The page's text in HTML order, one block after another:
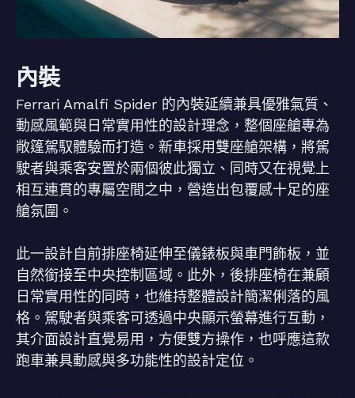
內裝
Ferrari Amalfi Spider 的內裝延續兼具優雅氣質、
動感風範與日常實用性的設計理念，整個座艙專為
敞篷駕馭體驗而打造。新車採用雙座艙架構，將駕
駛者與乘客安置於兩個彼此獨立、同時又在視覺上
相互連貫的專屬空間之中，營造出包覆感十足的座
艙氛圍。
此一設計自前排座椅延伸至儀錶板與車門飾板，並
自然銜接至中央控制區域。此外，後排座椅在兼顧
日常實用性的同時，也維持整體設計簡潔俐落的風
格。駕駛者與乘客可透過中央顯示螢幕進行互動，
其介面設計直覺易用，方便雙方操作，也呼應這款
跑車兼具動感與多功能性的設計定位。